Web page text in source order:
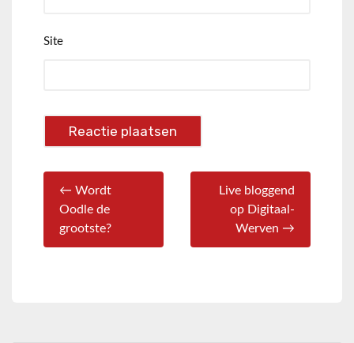
Site
← Wordt
Oodle de
grootste?
Live bloggend
op Digitaal-
Werven →